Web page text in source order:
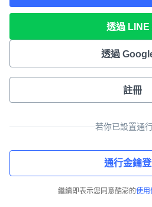
透過 LINE
透過
註冊
若你已設置通
通行金鑰
繼續即表示您同意酷澎的使用